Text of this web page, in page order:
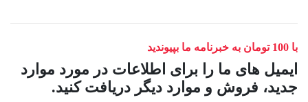
با 100 تومان به خبرنامه ما بپیوندید
ایمیل های ما را برای اطلاعات در مورد موارد
جدید، فروش و موارد دیگر دریافت کنید.